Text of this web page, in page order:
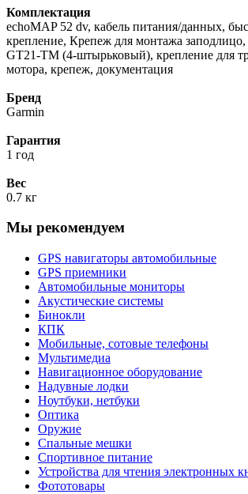
Комплектация
echoMAP 52 dv, кабель питания/данных,
крепление, Крепеж для монтажа заподлицо,
GT21-TM (4-штырьковый), крепление для
мотора, крепеж, документация
Бренд
Garmin
Гарантия
1 год
Вес
0.7 кг
Мы рекомендуем
GPS навигаторы автомобильные
GPS приемники
Автомобильные мониторы
Акустические системы
Бинокли
КПК
Мобильные, сотовые телефоны
Мультимедиа
Навигационное оборудование
Надувные лодки
Ноутбуки, нетбуки
Оптика
Оружие
Спальные мешки
Спортивное питание
Устройства для чтения электронных
Фототовары